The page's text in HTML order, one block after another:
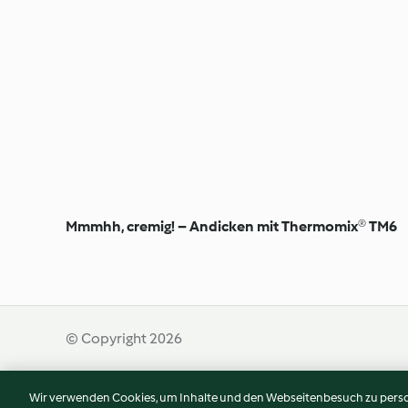
Mmmhh, cremig! – Andicken mit Thermomix® TM6
© Copyright 2026
Nutzungsbedingungen Datenschutzrichtlinien
Wir verwenden Cookies, um Inhalte und den Webseitenbesuch zu